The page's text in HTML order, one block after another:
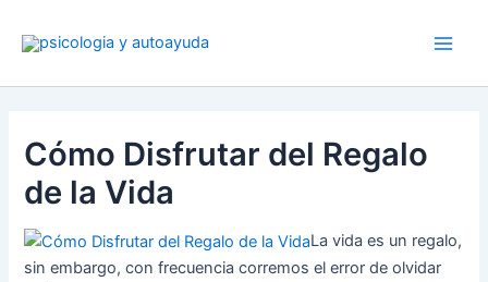
Cómo Disfrutar del Regalo
de la Vida
La vida es un regalo,
sin embargo, con frecuencia corremos el error de olvidar